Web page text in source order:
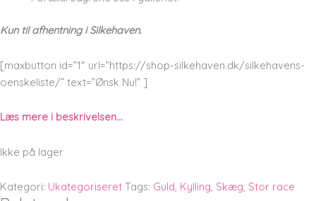
Kun til afhentning i Silkehaven.
[maxbutton id=”1″ url=”https://shop-silkehaven.dk/silkehavens-
oenskeliste/” text=”Ønsk Nu!” ]
Læs mere i beskrivelsen…
Ikke på lager
Kategori: Ukategoriseret Tags: Guld, Kylling, Skæg, Stor race